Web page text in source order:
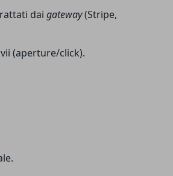
dai gateway(Stripe,
(aperture/click).